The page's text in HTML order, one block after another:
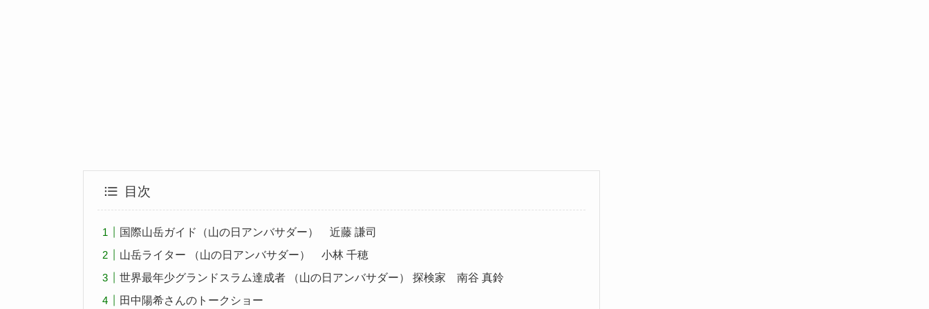
目次
国際山岳ガイド（山の日アンバサダー） 近藤 謙司
山岳ライター （山の日アンバサダー） 小林 千穂
世界最年少グランドスラム達成者 （山の日アンバサダー） 探検家 南谷 真鈴
田中陽希さんのトークショー